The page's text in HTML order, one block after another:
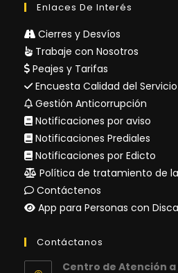
Enlaces De Interés
Cierres y Desvíos
Trabaje con Nosotros
Peajes y Tarifas
Encuesta Calidad del Servicio
Gestión Anticorrupción
Notificaciones por aviso
Notificaciones Prediales
Notificaciones por Edicto
Política de tratamiento de
Contáctenos
App para Personas con
Contáctanos
Centro de Atención a